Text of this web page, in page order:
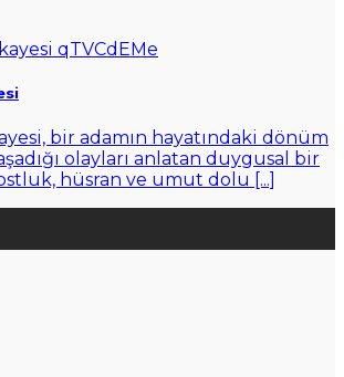
bir adamın hayatındaki dönüm
olayları anlatan duygusal bir
hüsran ve umut dolu [...]